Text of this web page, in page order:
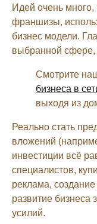
Идей очень много,
франшизы,
бизнес модели.
выбранной сфере,
Смотрите
бизнеса в
выходя из
Реально стать
вложений
инвестиции всё
специалистов,
реклама,
развитие бизнеса
усилий.